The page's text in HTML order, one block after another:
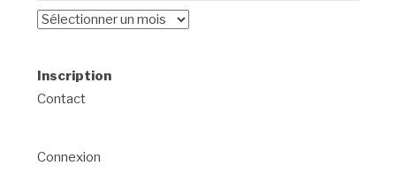
Archives
Inscription
Contact
Connexion